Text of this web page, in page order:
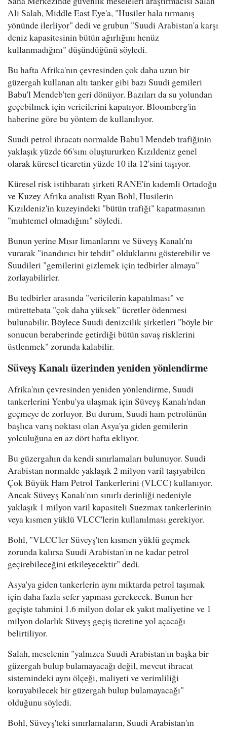
Ali Salah, Middle East Eye'a, "Husiler hala tırmanış
yönünde ilerliyor" dedi ve grubun "Suudi Arabistan'a karşı
deniz kapasitesinin bütün ağırlığını henüz
kullanmadığını" düşündüğünü söyledi.
Bu hafta Afrika'nın çevresinden çok daha uzun bir
güzergah kullanan altı tanker gibi bazı Suudi gemileri
Babu'l Mendeb'ten geri dönüyor. Bazıları da su yolundan
geçebilmek için vericilerini kapatıyor. Bloomberg'in
haberine göre bu yöntem de kullanılıyor.
Suudi petrol ihracatı normalde Babu'l Mendeb trafiğinin
yaklaşık yüzde 66'sını oluştururken Kızıldeniz genel
olarak küresel ticaretin yüzde 10 ila 12'sini taşıyor.
Küresel risk istihbaratı şirketi RANE'in kıdemli Ortadoğu
ve Kuzey Afrika analisti Ryan Bohl, Husilerin
Kızıldeniz'in kuzeyindeki "bütün trafiği" kapatmasının
"muhtemel olmadığını" söyledi.
Bunun yerine Mısır limanlarını ve Süveyş Kanalı'nı
vurarak "inandırıcı bir tehdit" olduklarını gösterebilir ve
Suudileri "gemilerini gizlemek için tedbirler almaya"
zorlayabilirler.
Bu tedbirler arasında "vericilerin kapatılması" ve
mürettebata "çok daha yüksek" ücretler ödenmesi
bulunabilir. Böylece Suudi denizcilik şirketleri "böyle bir
sonucun beraberinde getirdiği bütün savaş risklerini
üstlenmek" zorunda kalabilir.
Süveyş Kanalı üzerinden yeniden yönlendirme
Afrika'nın çevresinden yeniden yönlendirme, Suudi
tankerlerini Yenbu'ya ulaşmak için Süveyş Kanalı'ndan
geçmeye de zorluyor. Bu durum, Suudi ham petrolünün
başlıca varış noktası olan Asya'ya giden gemilerin
yolculuğuna en az dört hafta ekliyor.
Bu güzergahın da kendi sınırlamaları bulunuyor. Suudi
Arabistan normalde yaklaşık 2 milyon varil taşıyabilen
Çok Büyük Ham Petrol Tankerlerini (VLCC) kullanıyor.
Ancak Süveyş Kanalı'nın sınırlı derinliği nedeniyle
yaklaşık 1 milyon varil kapasiteli Suezmax tankerlerinin
veya kısmen yüklü VLCC'lerin kullanılması gerekiyor.
Bohl, "VLCC'ler Süveyş'ten kısmen yüklü geçmek
zorunda kalırsa Suudi Arabistan'ın ne kadar petrol
geçirebileceğini etkileyecektir" dedi.
Asya'ya giden tankerlerin aynı miktarda petrol taşımak
için daha fazla sefer yapması gerekecek. Bunun her
geçişte tahmini 1.6 milyon dolar ek yakıt maliyetine ve 1
milyon dolarlık Süveyş geçiş ücretine yol açacağı
belirtiliyor.
Salah, meselenin "yalnızca Suudi Arabistan'ın başka bir
güzergah bulup bulamayacağı değil, mevcut ihracat
sistemindeki aynı ölçeği, maliyeti ve verimliliği
koruyabilecek bir güzergah bulup bulamayacağı"
olduğunu söyledi.
Bohl, Süveyş'teki sınırlamaların, Suudi Arabistan'ın